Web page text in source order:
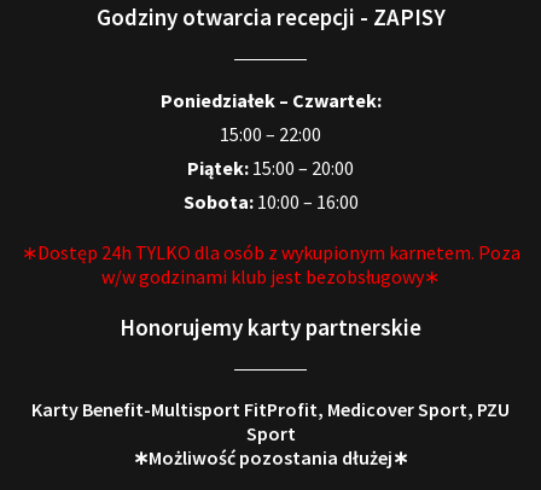
Godziny otwarcia recepcji - ZAPISY
Poniedziałek – Czwartek:
15:00 – 22:00
Piątek: 15:00 – 20:00
Sobota:10:00 – 16:00
∗Dostęp 24h TYLKO dla osób z wykupionym karnetem. Poza
w/w godzinami klub jest bezobsługowy∗
Honorujemy karty partnerskie
Karty Benefit-Multisport FitProfit, Medicover Sport, PZU
Sport
∗Możliwość pozostania dłużej∗